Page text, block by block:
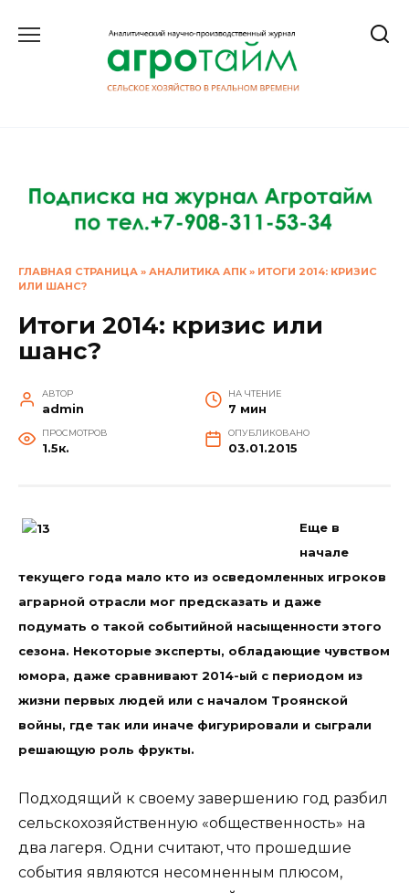
ГЛАВНАЯ СТРАНИЦА » АНАЛИТИКА АПК » ИТОГИ 2014: КРИЗИС
ИЛИ ШАНС?
Итоги 2014: кризис или
шанс?
АВТОР
admin
НА ЧТЕНИЕ
7 мин
ПРОСМОТРОВ
1.5к.
ОПУБЛИКОВАНО
03.01.2015
Еще в
начале
текущего года мало кто из осведомленных игроков
аграрной отрасли мог предсказать и даже
подумать о такой событийной насыщенности этого
сезона. Некоторые эксперты, обладающие чувством
юмора, даже сравнивают 2014-ый с периодом из
жизни первых людей или с началом Троянской
войны, где так или иначе фигурировали и сыграли
решающую роль фрукты.
Подходящий к своему завершению год разбил
сельскохозяйственную «общественность» на
два лагеря. Одни считают, что прошедшие
события являются несомненным плюсом,